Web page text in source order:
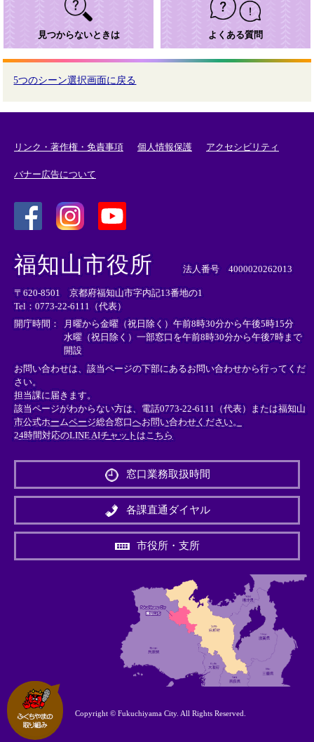
見つからないときは よくある質問
5つのシーン選択画面に戻る
リンク・著作権・免責事項 個人情報保護 アクセシビリティ
バナー広告について
外
部
リ
ン
ク
＞
外
リ
ン
ク
＞
外
部
ン
ク
＞
福知山市役所 法人番号 4000020262013
〒620-8501 京都府福知山市字内記13番地の1
Tel：0773-22-6111（代表）
開庁時間：
月曜から金曜（祝日除く）午前8時30分から午後5時15分
水曜（祝日除く）一部窓口を午前8時30分から午後7時まで
開設
お問い合わせは、該当ページの下部にあるお問い合わせから行ってくだ
さい。
担当課に届きます。
該当ページがわからない方は、電話0773-22-6111（代表）または福知山
市公式ホームページ総合窓口へお問い合わせください。
24時間対応のLINE AIチャットはこちら
外
リ
ン
＞
窓口業務取扱時間
各課直通ダイヤル
市役所・支所
Copyright © Fukuchiyama City. All Rights Reserved.